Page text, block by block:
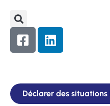
Déclarer des